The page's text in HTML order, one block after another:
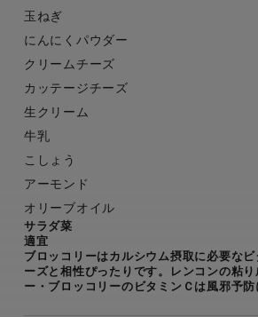
玉ねぎ
にんにくパウダー
クリームチーズ
カッテージチーズ
生クリーム
牛乳
こしょう
アーモンド
オリーブオイル
サラダ菜
適宜
ブロッコリーはカルシウム摂取に必要な
ーズと相性ぴったりです。レンコンの粘
ー・ブロッコリーのビタミンＣは風邪予防